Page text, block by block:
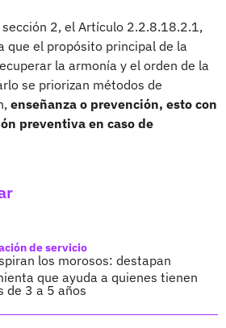
2, el Artículo 2.2.8.18.2.1,
que el propósito principal de la
la armonía y el orden de la
se priorizan métodos de
enseñanza o prevención, esto con
preventiva en caso de
de servicio
los morosos: destapan
que ayuda a quienes tienen
de 3 a 5 años